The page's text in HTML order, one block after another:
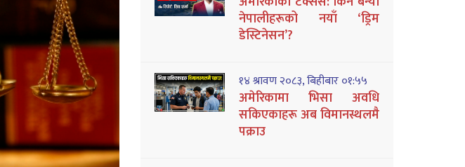
नेपालीहरूको नयाँ ‘ड्रिम
डेस्टिनेसन’?
१४ श्रावण २०८३, बिहीबार ०१:५५
अमेरिकामा भिसा अवधि
सकिएकाहरू अब विमानस्थलमै
पक्राउ